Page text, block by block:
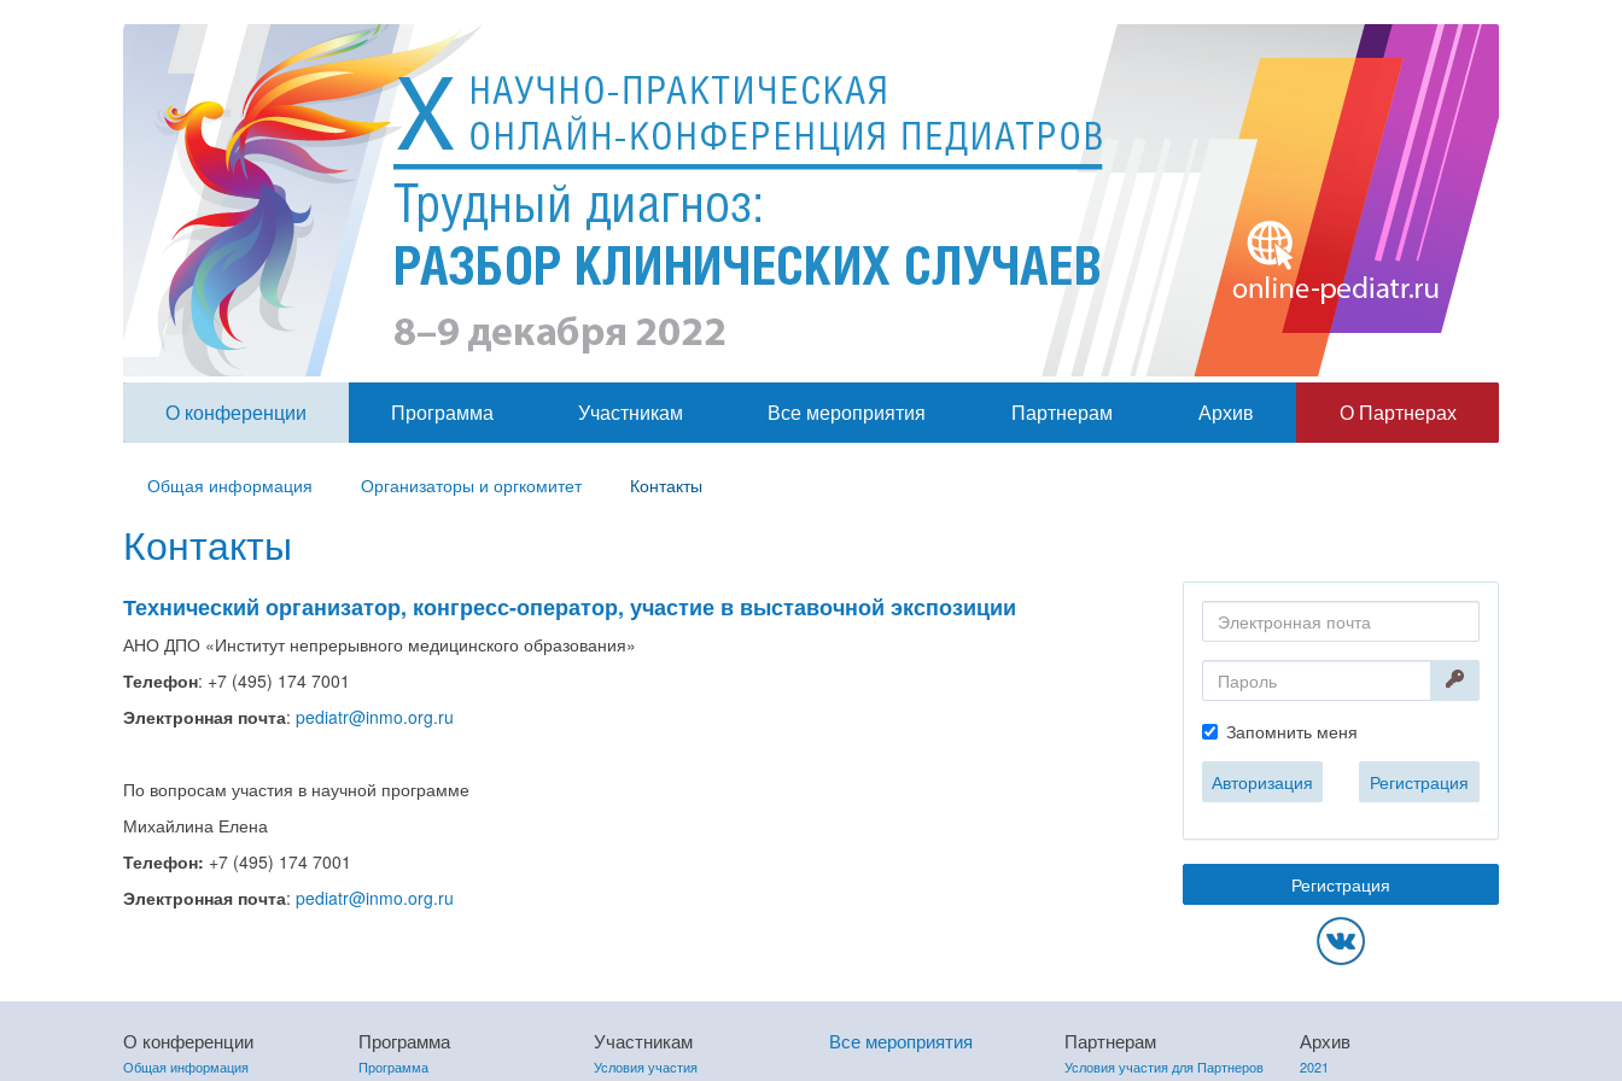
О конференции Программа Участникам Все мероприятия Партнерам Архив О Партнерах
Общая информация Организаторы и оргкомитет Контакты
Контакты
Технический организатор, конгресс-оператор, участие в выставочной экспозиции
АНО ДПО «Институт непрерывного медицинского образования»
Телефон: +7 (495) 174 7001
Электронная почта: pediatr@inmo.org.ru
По вопросам участия в научной программе
Михайлина Елена
Телефон: +7 (495) 174 7001
Электронная почта: pediatr@inmo.org.ru
Запомнить меня
Авторизация Регистрация
Регистрация
О конференции
Общая информация
Программа
Программа
Участникам
Условия участия
Все мероприятия Партнерам
Условия участия для Партнеров
Архив
2021